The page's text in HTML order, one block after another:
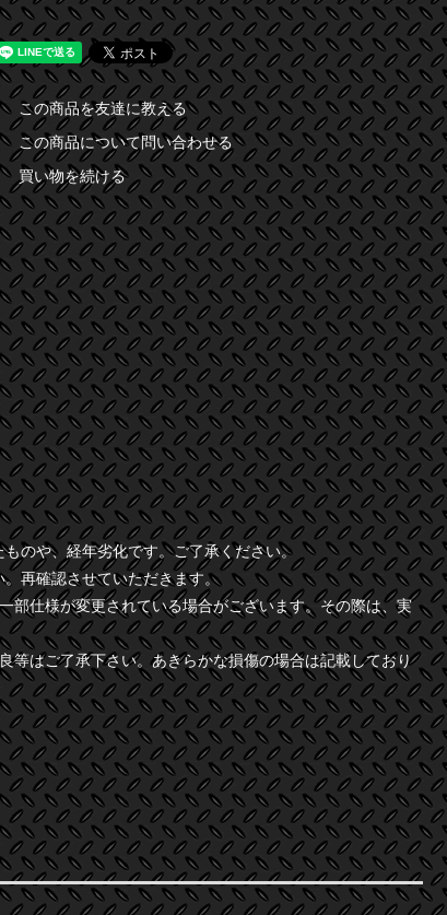
この商品を友達に教える
この商品について問い合わせる
買い物を続ける
のや、経年劣化です。ご了承ください。
再確認させていただきます。
部仕様が変更されている場合がございます。その際は、実
等はご了承下さい。あきらかな損傷の場合は記載しており